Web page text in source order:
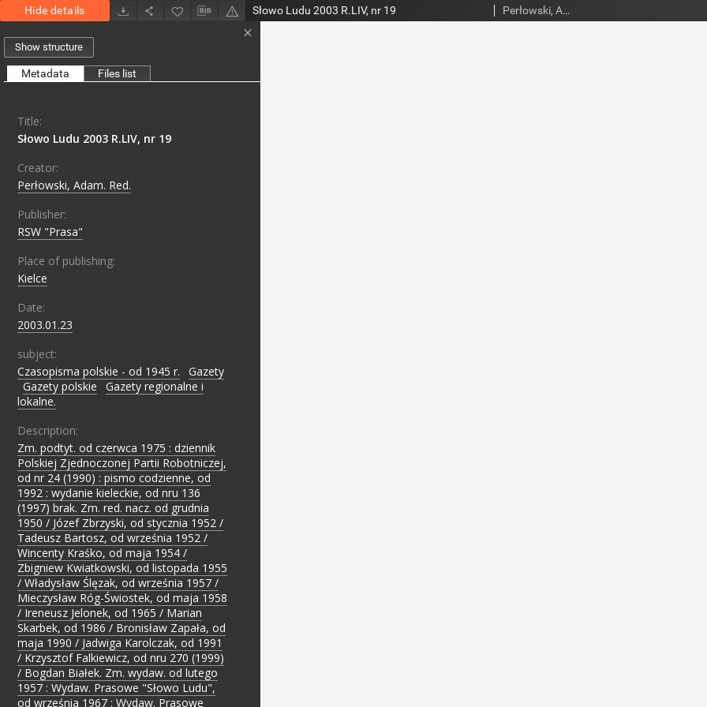
Hide details Słowo Ludu 2003 R.LIV, nr 19 Perłowski, Adam. Red.
Show structure
Metadata Files list
Title:
Słowo Ludu 2003 R.LIV, nr 19
Creator:
Perłowski, Adam. Red.
Publisher:
RSW "Prasa"
Place of publishing:
Kielce
Date:
2003.01.23
subject:
Czasopisma polskie - od 1945 r.
Gazety
Gazety polskie
Gazety regionalne i
lokalne.
Description:
Zm. podtyt. od czerwca 1975 : dziennik
Polskiej Zjednoczonej Partii Robotniczej,
od nr 24 (1990) : pismo codzienne, od
1992 : wydanie kieleckie, od nru 136
(1997) brak. Zm. red. nacz. od grudnia
1950 / Józef Zbrzyski, od stycznia 1952 /
Tadeusz Bartosz, od września 1952 /
Wincenty Kraśko, od maja 1954 /
Zbigniew Kwiatkowski, od listopada 1955
/ Władysław Ślęzak, od września 1957 /
Mieczysław Róg-Świostek, od maja 1958
/ Ireneusz Jelonek, od 1965 / Marian
Skarbek, od 1986 / Bronisław Zapała, od
maja 1990 / Jadwiga Karolczak, od 1991
/ Krzysztof Falkiewicz, od nru 270 (1999)
/ Bogdan Białek. Zm. wydaw. od lutego
1957 : Wydaw. Prasowe "Słowo Ludu",
od września 1967 : Wydaw. Prasowe